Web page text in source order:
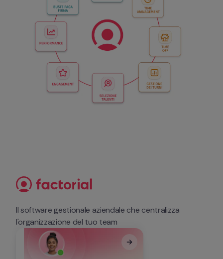
Il software gestionale aziendale che centralizza
l'organizzazione del tuo team